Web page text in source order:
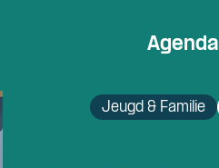
Agenda
Jeugd & Familie